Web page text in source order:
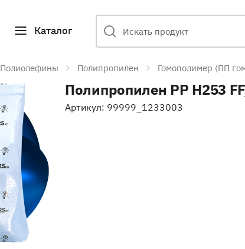
Каталог
Полиолефины Полипропилен Гомополимер (ПП
Полипропилен PP H253
Артикул: 99999_1233003